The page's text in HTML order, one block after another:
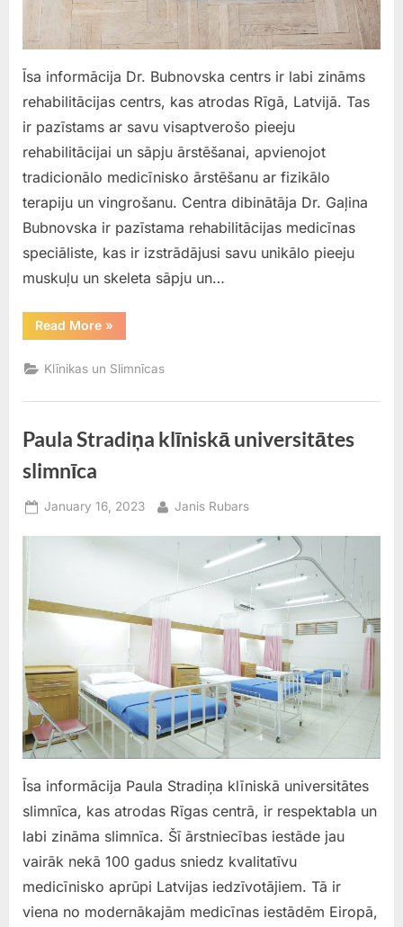
Īsa informācija Dr. Bubnovska centrs ir labi zināms
rehabilitācijas centrs, kas atrodas Rīgā, Latvijā. Tas
ir pazīstams ar savu visaptverošo pieeju
rehabilitācijai un sāpju ārstēšanai, apvienojot
tradicionālo medicīnisko ārstēšanu ar fizikālo
terapiju un vingrošanu. Centra dibinātāja Dr. Gaļina
Bubnovska ir pazīstama rehabilitācijas medicīnas
speciāliste, kas ir izstrādājusi savu unikālo pieeju
muskuļu un skeleta sāpju un…
Read More“Dr.
Bubnovska
»
Klīnikas un Slimnīcas
Paula Stradiņa klīniskā universitātes
slimnīca
Posted
January 16, 2023 By
Janis Rubars
Īsa informācija Paula Stradiņa klīniskā universitātes
slimnīca, kas atrodas Rīgas centrā, ir respektabla un
labi zināma slimnīca. Šī ārstniecības iestāde jau
vairāk nekā 100 gadus sniedz kvalitatīvu
medicīnisko aprūpi Latvijas iedzīvotājiem. Tā ir
viena no modernākajām medicīnas iestādēm Eiropā,